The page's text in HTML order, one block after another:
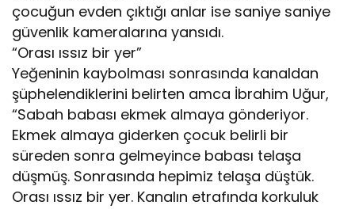
çocuğun evden çıktığı anlar ise saniye saniye
güvenlik kameralarına yansıdı.
“Orası ıssız bir yer”
Yeğeninin kaybolması sonrasında kanaldan
şüphelendiklerini belirten amca İbrahim Uğur,
“Sabah babası ekmek almaya gönderiyor.
Ekmek almaya giderken çocuk belirli bir
süreden sonra gelmeyince babası telaşa
düşmüş. Sonrasında hepimiz telaşa düştük.
Orası ıssız bir yer. Kanalın etrafında korkuluk